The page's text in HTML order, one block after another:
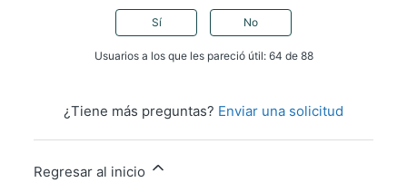
Sí No
Usuarios a los que les pareció útil: 64 de 88
¿Tiene más preguntas? Enviar una solicitud
Regresar al inicio